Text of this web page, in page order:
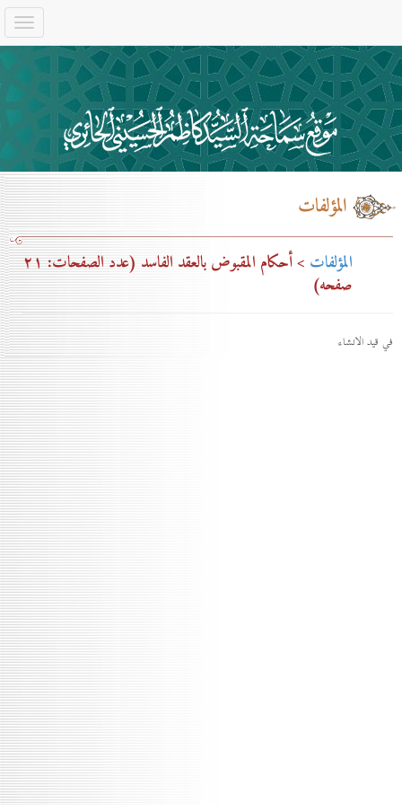
المؤلفات
المؤلفات > أحكام المقبوض بالعقد الفاسد (عدد الصفحات: ۲۱
صفحه)
في قيد الانشاء